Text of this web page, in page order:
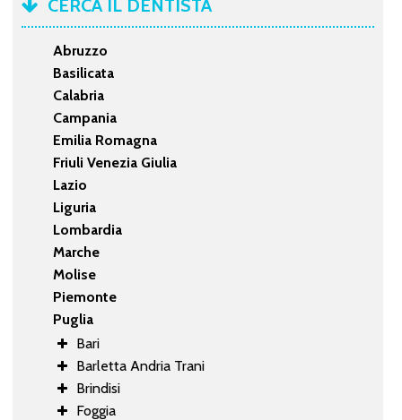
CERCA IL DENTISTA
Abruzzo
Basilicata
Calabria
Campania
Emilia Romagna
Friuli Venezia Giulia
Lazio
Liguria
Lombardia
Marche
Molise
Piemonte
Puglia
Bari
Barletta Andria Trani
Brindisi
Foggia